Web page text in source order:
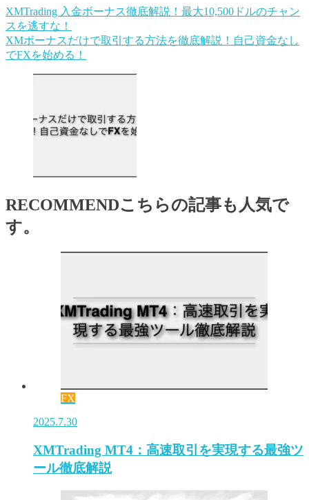
XMTrading 入金ボーナス徹底解説！最大10,500ドルのチャン
スを逃すな！
XMボーナスだけで取引する方法を徹底解説！自己資金なし
でFXを始める！
RECOMMENDこちらの記事も人気で
す。
FX
2025.7.30
XMTrading MT4：高速取引を実現する最強ツ
ール徹底解説